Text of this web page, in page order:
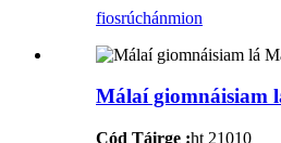
fiosrúchánmion
Málaí giomnáisiam
Cód Táirge :ht 21010